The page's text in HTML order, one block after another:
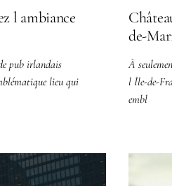
l ambiance
pub irlandais
lieu qui
de-
À
l Île-de-
embl